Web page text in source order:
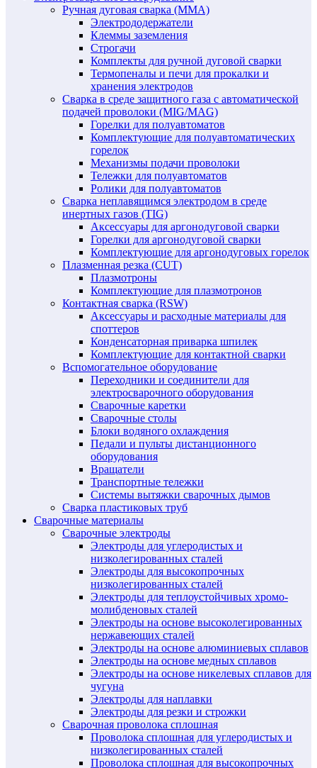
Ручная дуговая сварка (MMA)
Электрододержатели
Клеммы заземления
Строгачи
Комплекты для ручной дуговой сварки
Термопеналы и печи для прокалки и
хранения электродов
Сварка в среде защитного газа с автоматической
подачей проволоки (MIG/MAG)
Горелки для полуавтоматов
Комплектующие для полуавтоматических
горелок
Механизмы подачи проволоки
Тележки для полуавтоматов
Ролики для полуавтоматов
Сварка неплавящимся электродом в среде
инертных газов (TIG)
Аксессуары для аргонодуговой сварки
Горелки для аргонодуговой сварки
Комплектующие для аргонодуговых горелок
Плазменная резка (CUT)
Плазмотроны
Комплектующие для плазмотронов
Контактная сварка (RSW)
Аксессуары и расходные материалы для
споттеров
Конденсаторная приварка шпилек
Комплектующие для контактной сварки
Вспомогательное оборудование
Переходники и соединители для
электросварочного оборудования
Сварочные каретки
Сварочные столы
Блоки водяного охлаждения
Педали и пульты дистанционного
оборудования
Вращатели
Транспортные тележки
Системы вытяжки сварочных дымов
Сварка пластиковых труб
Сварочные материалы
Сварочные электроды
Электроды для углеродистых и
низколегированных сталей
Электроды для высокопрочных
низколегированных сталей
Электроды для теплоустойчивых хромо-
молибденовых сталей
Электроды на основе высоколегированных
нержавеющих сталей
Электроды на основе алюминиевых сплавов
Электроды на основе медных сплавов
Электроды на основе никелевых сплавов для
чугуна
Электроды для наплавки
Электроды для резки и строжки
Сварочная проволока сплошная
Проволока сплошная для углеродистых и
низколегированных сталей
Проволока сплошная для высокопрочных